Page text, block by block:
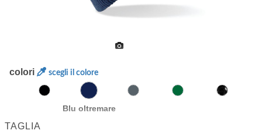
colori scegli il colore
Blu oltremare
TAGLIA